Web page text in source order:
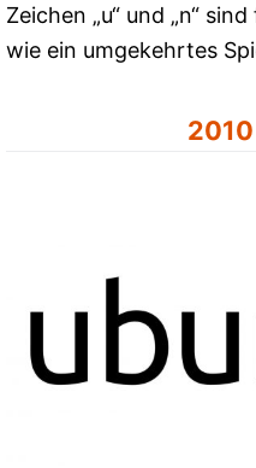
Zeichen „u“ und „n“
wie ein umgekehrtes